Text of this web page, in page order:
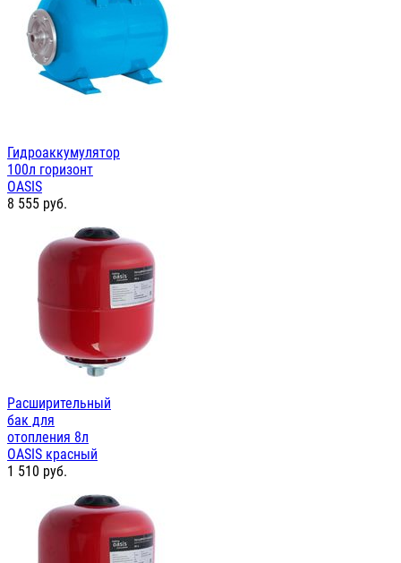
Гидроаккумулятор
100л горизонт
OASIS
8 555 руб.
Расширительный
бак для
отопления 8л
OASIS красный
1 510 руб.